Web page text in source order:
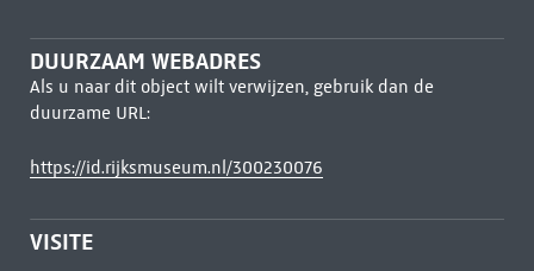
DUURZAAM WEBADRES
Als u naar dit object wilt verwijzen, gebruik dan de
duurzame URL:
https://id.rijksmuseum.nl/300230076
VISITE